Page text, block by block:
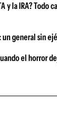
y la IRA?
general sin
el horror